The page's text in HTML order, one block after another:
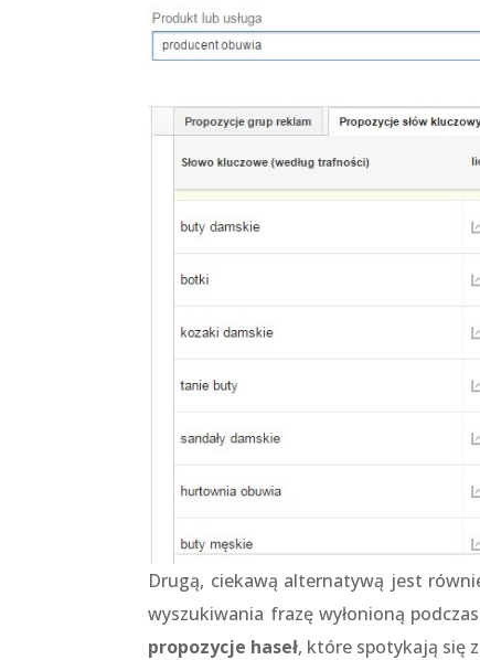
Drugą, ciekawą alternatywą jest
wyszukiwania frazę wyłonioną
propozycje haseł, które spotykają się